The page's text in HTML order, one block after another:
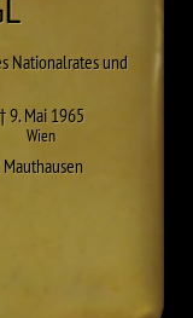
Nationalrates und
† 9. Mai 1965
Wien
Mauthausen
FIGL